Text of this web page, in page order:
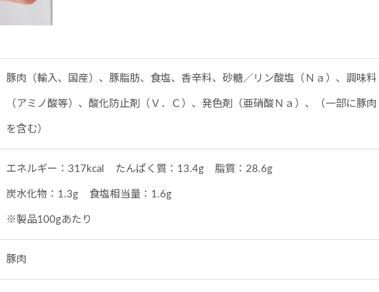
豚肉（輸入、国産）、豚脂肪、食塩、香辛料、砂糖／リン酸塩（Ｎａ）、調味料
（アミノ酸等）、酸化防止剤（Ｖ．Ｃ）、発色剤（亜硝酸Ｎａ）、（一部に豚肉
を含む）
エネルギー：317kcal たんぱく質：13.4g 脂質：28.6g
炭水化物：1.3g 食塩相当量：1.6g
※製品100gあたり
豚肉